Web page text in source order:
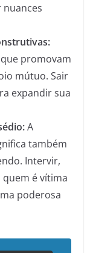
nuances
promovam
mútuo. Sair
expandir sua
A
também
Intervir,
é vítima
poderosa